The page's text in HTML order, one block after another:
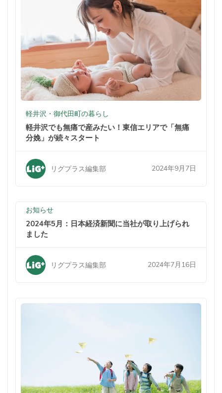
軽井沢・御代田町の暮らし
軽井沢でも無痛で産みたい！東信エリアで「無痛
分娩」が続々スタート
リグプラス編集部 2024年9月7日
お知らせ
2024年5月：日本経済新聞に当社が取り上げられ
ました
リグプラス編集部 2024年7月16日